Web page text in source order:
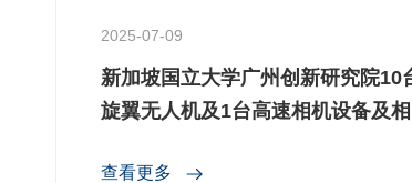
2025-07-09
新加坡国立大学广州创新研究院10
旋翼无人机及1台高速相机设备及
查看更多